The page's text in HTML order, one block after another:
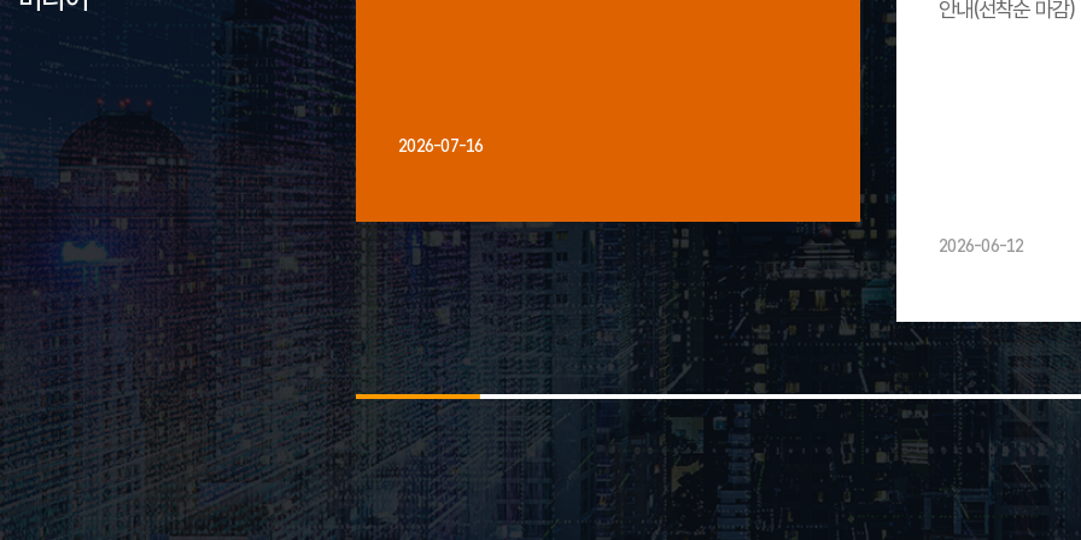
2026-07-16
안내(선착순 마감)
2026-06-12